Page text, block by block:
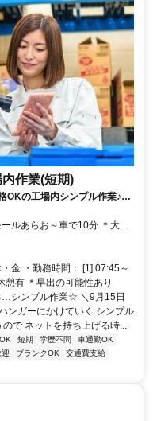
作業(短期)
の工場内シンプル作業♪土
ルあらお～車で10分 ＊大牟
金 ・勤務時間： [1] 07:45～
有 ＊早出の可能性あり
シンプル作業☆ ＼9月15日
ンガーにかけていく シンプル
で ネットを持ち上げる時...
短期 学歴不問
車通勤OK
ブランクOK
交通費支給